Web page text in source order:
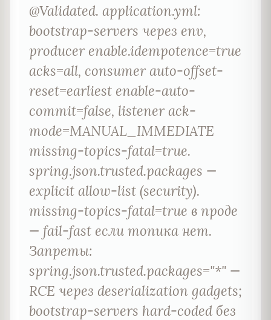
@Validated. application.yml:
bootstrap-servers через env,
producer enable.idempotence=true
acks=all, consumer auto-offset-
reset=earliest enable-auto-
commit=false, listener ack-
mode=MANUAL_IMMEDIATE
missing-topics-fatal=true.
spring.json.trusted.packages —
explicit allow-list (security).
missing-topics-fatal=true в проде
— fail-fast если топика нет.
Запреты:
spring.json.trusted.packages="*" —
RCE через deserialization gadgets;
bootstrap-servers hard-coded без